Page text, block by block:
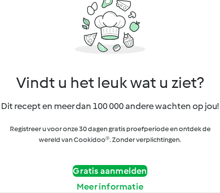
Vindt u het leuk wat u ziet?
Dit recept en meer dan 100 000 andere wachten op jou!
Registreer u voor onze 30 dagen gratis proefperiode en ontdek de
wereld van Cookidoo®. Zonder verplichtingen.
Gratis aanmelden
Meer informatie